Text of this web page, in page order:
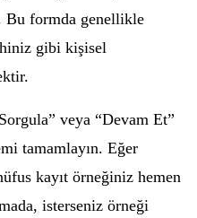
Bu formda genellikle
gibi kişisel
veya “Devam Et”
tamamlayın. Eğer
kayıt örneğiniz hemen
isterseniz örneği